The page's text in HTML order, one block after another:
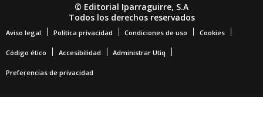
© Editorial Iparraguirre, S.A
Todos los derechos reservados
Aviso legal Política privacidad Condiciones de uso Cookies
Código ético Accesibilidad Administrar Utiq
Preferencias de privacidad